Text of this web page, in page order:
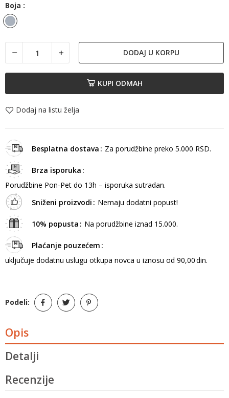
Boja :
Siva
DODAJ U KORPU
KUPI ODMAH
Dodaj na listu želja
Besplatna dostava Za porudžbine preko 5.000 RSD.
Brza isporuka
Porudžbine Pon-Pet do 13h – isporuka sutradan.
Sniženi proizvodi
Nemaju dodatni popust!
10% popusta Na porudžbine iznad 15.000.
Plaćanje pouzećem
uključuje dodatnu uslugu otkupa novca u iznosu od 90,00 din.
Podeli:
Opis
Detalji
Recenzije